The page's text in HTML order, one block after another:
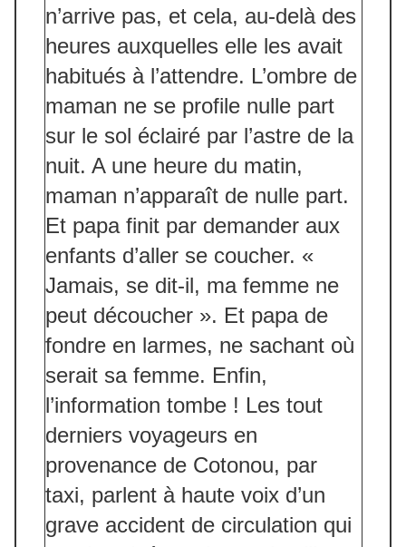
n’arrive pas, et cela, au-delà des
heures auxquelles elle les avait
habitués à l’attendre. L’ombre de
maman ne se profile nulle part
sur le sol éclairé par l’astre de la
nuit. A une heure du matin,
maman n’apparaît de nulle part.
Et papa finit par demander aux
enfants d’aller se coucher. «
Jamais, se dit-il, ma femme ne
peut découcher ». Et papa de
fondre en larmes, ne sachant où
serait sa femme. Enfin,
l’information tombe ! Les tout
derniers voyageurs en
provenance de Cotonou, par
taxi, parlent à haute voix d’un
grave accident de circulation qui